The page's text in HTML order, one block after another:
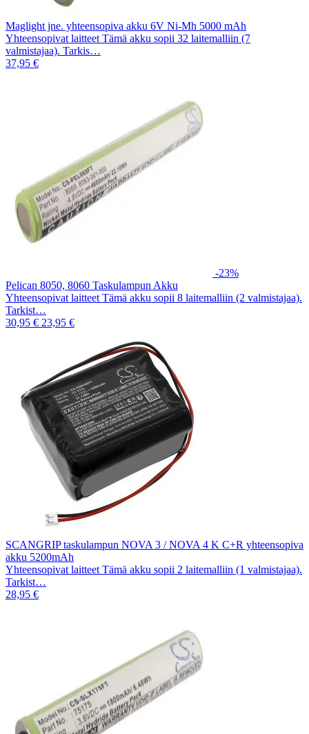
Maglight jne. yhteensopiva akku 6V Ni-Mh 5000 mAh
Yhteensopivat laitteet Tämä akku sopii 32 laitemalliin (7
valmistajaa). Tarkis…
37,95 €
-23%
Pelican 8050, 8060 Taskulampun Akku
Yhteensopivat laitteet Tämä akku sopii 8 laitemalliin (2 valmistajaa).
Tarkist…
30,95 € 23,95 €
SCANGRIP taskulampun NOVA 3 / NOVA 4 K C+R yhteensopiva
akku 5200mAh
Yhteensopivat laitteet Tämä akku sopii 2 laitemalliin (1 valmistajaa).
Tarkist…
28,95 €